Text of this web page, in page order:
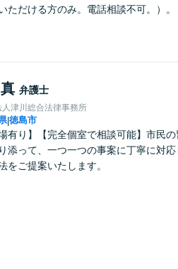
ただける方のみ。電話相談不可。）。
弁護士
人津川総合法律事務所
|徳島市
場有り】【完全個室で相談可能】市民
添って、一つ一つの事案に丁寧に対
をご提案いたします。